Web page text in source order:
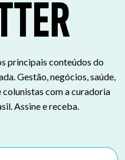
principais conteúdos do
Gestão, negócios, saúde,
com a curadoria
Assine e receba.